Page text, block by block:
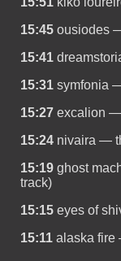
15:45 ousiodes
15:41
15:31 symfonia
15:27 excalion
15:24 nivaira —
15:19 ghost
track)
15:15 eyes of
15:11 alaska fire